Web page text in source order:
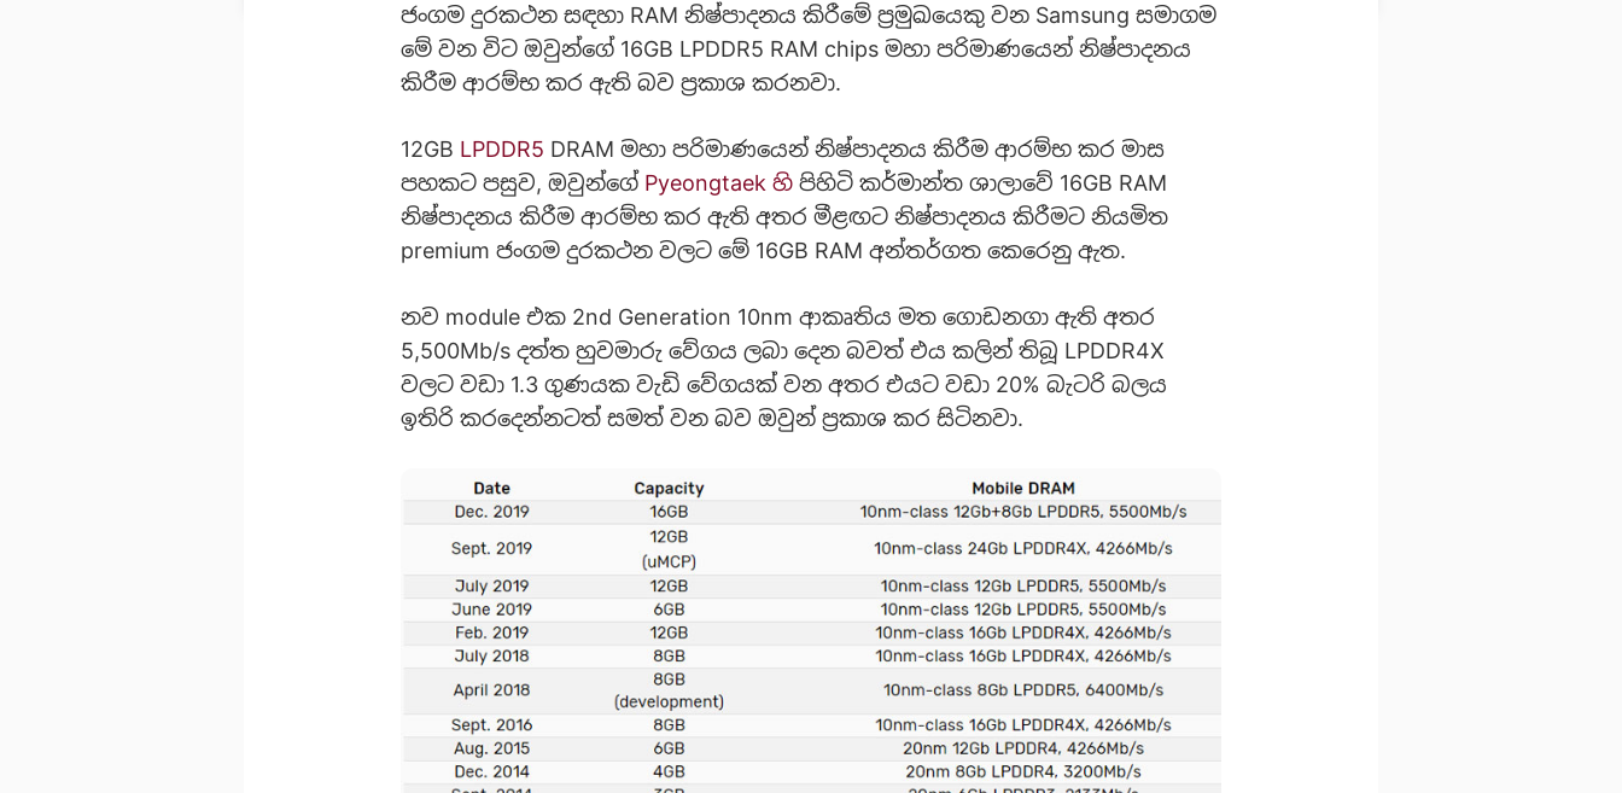
ජංගම දුරකථන සඳහා RAM නිෂ්පාදනය කිරීමේ ප්‍රමුඛයෙකු වන Samsung සමාගම
මේ වන විට ඔවුන්ගේ 16GB LPDDR5 RAM chips මහා පරිමාණයෙන් නිෂ්පාදනය
කිරීම ආරම්භ කර ඇති බව ප්‍රකාශ කරනවා.
12GB LPDDR5 DRAM මහා පරිමාණයෙන් නිෂ්පාදනය කිරීම ආරම්භ කර මාස
පහකට පසුව, ඔවුන්ගේ Pyeongtaek හි පිහිටි කර්මාන්ත ශාලාවේ 16GB RAM
නිෂ්පාදනය කිරීම ආරම්භ කර ඇති අතර මීළඟට නිෂ්පාදනය කිරීමට නියමිත
premium ජංගම දුරකථන වලට මේ 16GB RAM අන්තර්ගත කෙරෙනු ඇත.
නව module එක 2nd Generation 10nm ආකෘතිය මත ගොඩනගා ඇති අතර
5,500Mb/s දත්ත හුවමාරු වේගය ලබා දෙන බවත් එය කලින් තිබූ LPDDR4X
වලට වඩා 1.3 ගුණයක වැඩි වේගයක් වන අතර එයට වඩා 20% බැටරි බලය
ඉතිරි කරදෙන්නටත් සමත් වන බව ඔවුන් ප්‍රකාශ කර සිටිනවා.